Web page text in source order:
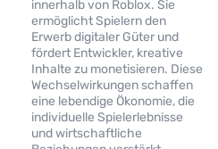
innerhalb von Roblox. Sie
ermöglicht Spielern den
Erwerb digitaler Güter und
fördert Entwickler, kreative
Inhalte zu monetisieren. Diese
Wechselwirkungen schaffen
eine lebendige Ökonomie, die
individuelle Spielerlebnisse
und wirtschaftliche